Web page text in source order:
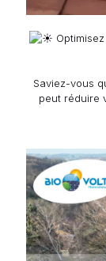
Saviez-vous
peut réduire